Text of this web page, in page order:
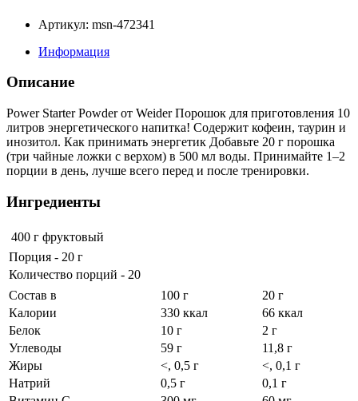
Артикул: msn-472341
Информация
Описание
Power Starter Powder от Weider Порошок для приготовления 10
литров энергетического напитка! Содержит кофеин, таурин и
инозитол. Как принимать энергетик Добавьте 20 г порошка
(три чайные ложки с верхом) в 500 мл воды. Принимайте 1–2
порции в день, лучше всего перед и после тренировки.
Ингредиенты
400 г фруктовый
Порция - 20 г
Количество порций - 20
Состав в
100 г
20 г
Калории
330 ккал
66 ккал
Белок
10 г
2 г
Углеводы
59 г
11,8 г
Жиры
<, 0,5 г
<, 0,1 г
Натрий
0,5 г
0,1 г